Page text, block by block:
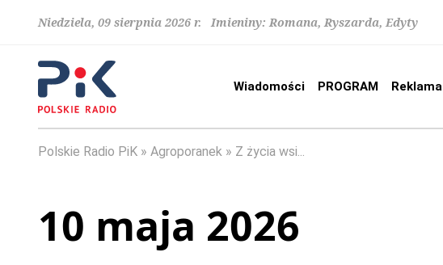
Niedziela, 09 sierpnia 2026 r. Imieniny: Romana, Ryszarda, Edyty
Wiadomości PROGRAM Reklama
Polskie Radio PiK Agroporanek Z życia wsi...
10 maja 2026